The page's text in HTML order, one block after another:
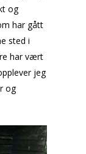
og
har gått
sted i
har vært
jeg
og